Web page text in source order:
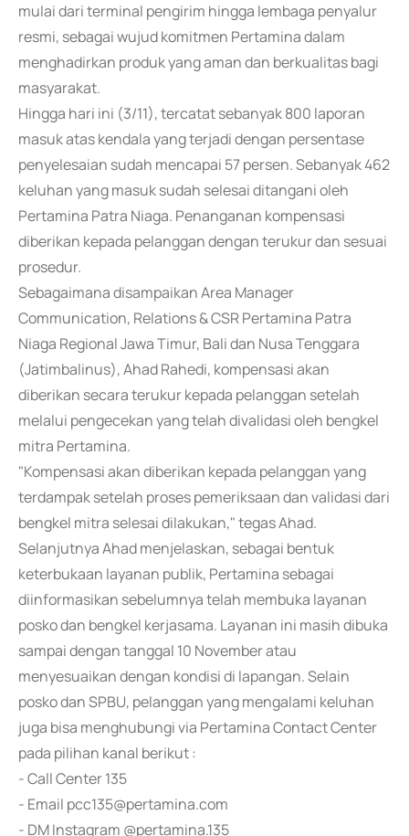
mulai dari terminal pengirim hingga lembaga penyalur
resmi, sebagai wujud komitmen Pertamina dalam
menghadirkan produk yang aman dan berkualitas bagi
masyarakat.
Hingga hari ini (3/11), tercatat sebanyak 800 laporan
masuk atas kendala yang terjadi dengan persentase
penyelesaian sudah mencapai 57 persen. Sebanyak 462
keluhan yang masuk sudah selesai ditangani oleh
Pertamina Patra Niaga. Penanganan kompensasi
diberikan kepada pelanggan dengan terukur dan sesuai
prosedur.
Sebagaimana disampaikan Area Manager
Communication, Relations & CSR Pertamina Patra
Niaga Regional Jawa Timur, Bali dan Nusa Tenggara
(Jatimbalinus), Ahad Rahedi, kompensasi akan
diberikan secara terukur kepada pelanggan setelah
melalui pengecekan yang telah divalidasi oleh bengkel
mitra Pertamina.
"Kompensasi akan diberikan kepada pelanggan yang
terdampak setelah proses pemeriksaan dan validasi dari
bengkel mitra selesai dilakukan," tegas Ahad.
Selanjutnya Ahad menjelaskan, sebagai bentuk
keterbukaan layanan publik, Pertamina sebagai
diinformasikan sebelumnya telah membuka layanan
posko dan bengkel kerjasama. Layanan ini masih dibuka
sampai dengan tanggal 10 November atau
menyesuaikan dengan kondisi di lapangan. Selain
posko dan SPBU, pelanggan yang mengalami keluhan
juga bisa menghubungi via Pertamina Contact Center
pada pilihan kanal berikut :
- Call Center 135
- Email pcc135@pertamina.com
- DM Instagram @pertamina.135